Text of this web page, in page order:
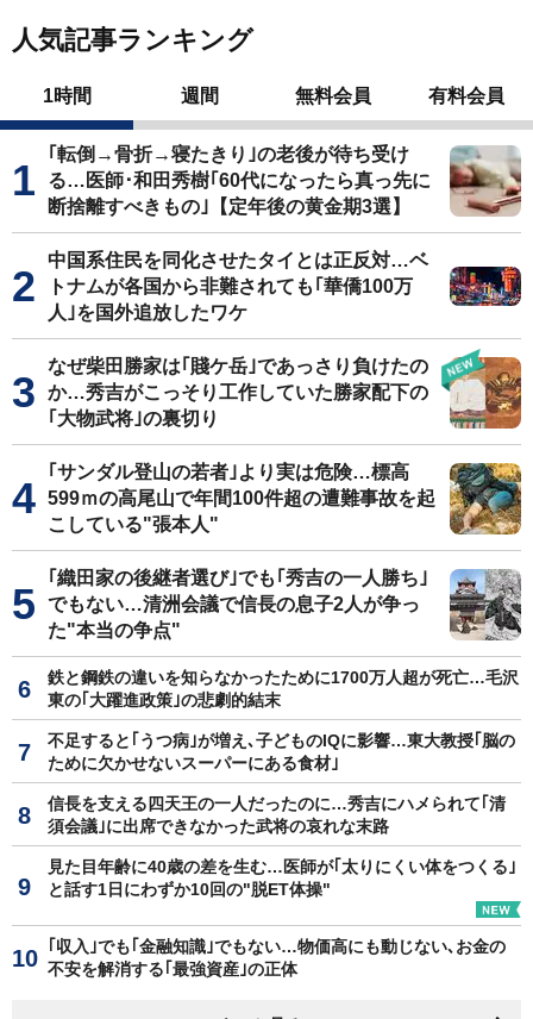
人気記事ランキング
1時間 週間 無料会員 有料会員
｢転倒→骨折→寝たきり｣の老後が待ち受け
る…医師･和田秀樹｢60代になったら真っ先に
断捨離すべきもの｣【定年後の黄金期3選】
中国系住民を同化させたタイとは正反対…ベ
トナムが各国から非難されても｢華僑100万
人｣を国外追放したワケ
なぜ柴田勝家は｢賤ケ岳｣であっさり負けたの
か…秀吉がこっそり工作していた勝家配下の
｢大物武将｣の裏切り
｢サンダル登山の若者｣より実は危険…標高
599ｍの高尾山で年間100件超の遭難事故を起
こしている"張本人"
｢織田家の後継者選び｣でも｢秀吉の一人勝ち｣
でもない…清洲会議で信長の息子2人が争っ
た"本当の争点"
鉄と鋼鉄の違いを知らなかったために1700万人超が死亡…毛沢
東の｢大躍進政策｣の悲劇的結末
不足すると｢うつ病｣が増え､子どものIQに影響…東大教授｢脳の
ために欠かせないスーパーにある食材｣
信長を支える四天王の一人だったのに…秀吉にハメられて｢清
須会議｣に出席できなかった武将の哀れな末路
見た目年齢に40歳の差を生む…医師が｢太りにくい体をつくる｣
と話す1日にわずか10回の"脱ET体操"
｢収入｣でも｢金融知識｣でもない…物価高にも動じない､お金の
不安を解消する｢最強資産｣の正体